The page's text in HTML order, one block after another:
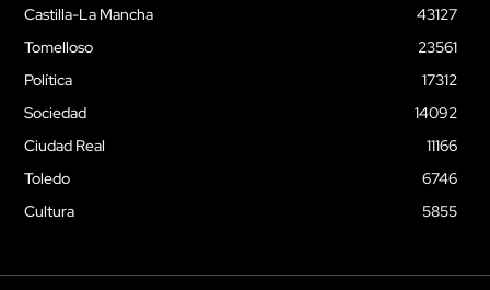
Castilla-La Mancha
43127
Tomelloso
23561
Política
17312
Sociedad
14092
Ciudad Real
11166
Toledo
6746
Cultura
5855